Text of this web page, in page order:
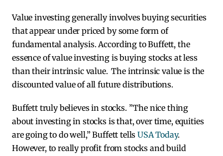
Value investing generally involves buying securities
that appear under priced by some form of
fundamental analysis. According to Buffett, the
essence of value investing is buying stocks at less
than their intrinsic value. The intrinsic value is the
discounted value of all future distributions.
Buffett truly believes in stocks. ”The nice thing
about investing in stocks is that, over time, equities
are going to do well,” Buffett tellsUSA Today.
However, to really profit from stocks and build